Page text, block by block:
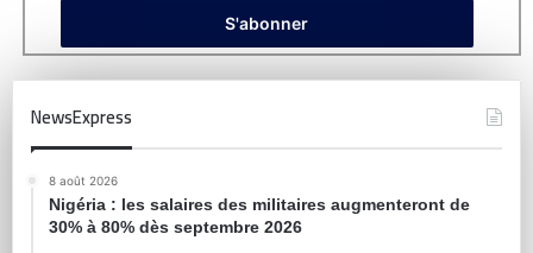
NewsExpress
8 août 2026
Nigéria : les salaires des militaires augmenteront de
30% à 80% dès septembre 2026